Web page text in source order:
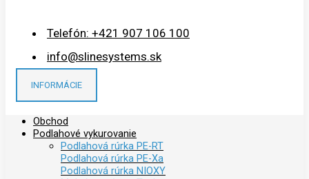
Telefón: +421 907 106 100
info@slinesystems.sk
INFORMÁCIE
Obchod
Podlahové vykurovanie
Podlahová rúrka PE-RT
Podlahová rúrka PE-Xa
Podlahová rúrka NIOXY